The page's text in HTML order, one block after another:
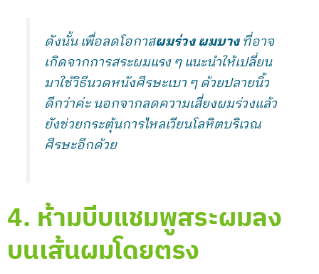
ดังนั้น เพื่อลดโอกาสผมร่วง ผมบางที่อาจ
เกิดจากการสระผมแรง ๆ แนะนำให้เปลี่ยน
มาใช้วิธีนวดหนังศีรษะเบา ๆ ด้วยปลายนิ้ว
ดีกว่าค่ะ นอกจากลดความเสี่ยงผมร่วงแล้ว
ยังช่วยกระตุ้นการไหลเวียนโลหิตบริเวณ
ศีรษะอีกด้วย
4. ห้ามบีบแชมพูสระผมลง
บนเส้นผมโดยตรง